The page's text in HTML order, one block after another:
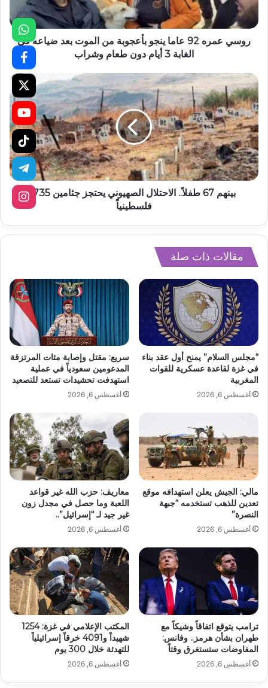
روسي عمره 92 عاما ينجو بأعجوبة من الموت بعد ضياعه في
الغابة 3 أيام دون طعام وشراب
بينهم 67 طفلاً.. الاحتلال الصهيوني يحتجز جثامين 735
فلسطينياً
مقالات ذات صلة
“مجلس السلام” يمنح أول عقد بناء
في غزة لقاعدة عسكرية للقوات
المغربية
أغسطس 6, 2026
سريع: مقتل وإصابة مئات المرتزقة
المدعومين سعودياً في عملية
استهدفت تحشيدات تستعد للتصعيد
أغسطس 6, 2026
مالي: الجيش يعلن استهدافه موقع
تعدين للذهب تستخدمه “جبهة
النصرة”
أغسطس 6, 2026
معاريف: حزب الله غير قواعد
اللعبة وما حصل في مجدل زون
غير جيد لـ “إسرائيل”..
أغسطس 6, 2026
ترامب يتوقع اتفاقاً وشيكاً مع
طهران بشأن هرمز.. وفانس:
المفاوضات ستستغرق وقتاً
أغسطس 6, 2026
المكتب الإعلامي في غزة: 1254
شهيداً و4091 خرقاً إسرائيلياً
للتهدئة خلال 300 يوم
أغسطس 6, 2026